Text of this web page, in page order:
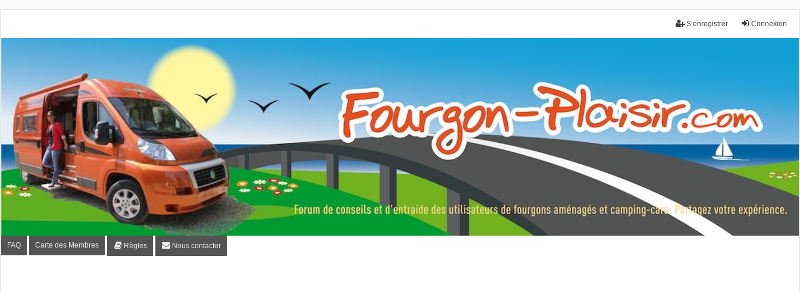
Connexion
S’enregistrer
Fourgon-plaisir.com
Forum de conseils et d'entraide des utilisateurs de fourgons, fourgons aménagés, vans et de camping-car. Partagez votre expérience.
FAQ Carte des Membres Règles Nous contacter